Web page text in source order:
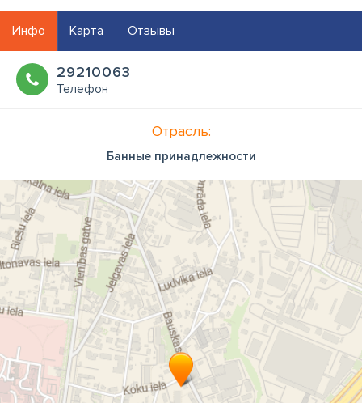
Инфо Карта Отзывы
29210063
Телефон
Отрасль:
Банные принадлежности